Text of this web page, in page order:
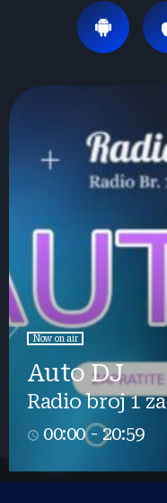
Now on air
Auto DJ
Radio broj 1
access_time 00:00 - 20:59